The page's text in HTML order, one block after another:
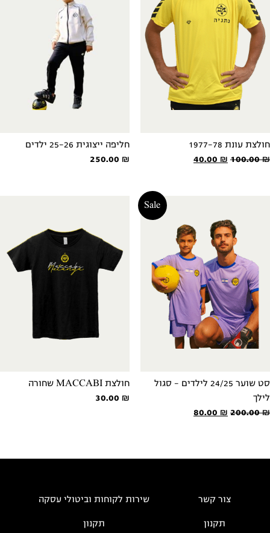
חולצת עונת 1977-78
100.00₪
המחיר
40.00 ₪
המחיר
חליפה ייצוגית 25-26 ילדים
250.00 ₪
Sale
סט שוער 24/25 לילדים - סגול
לילך
200.00₪
המחיר
80.00 ₪
המחיר
חולצת MACCABI שחורה
30.00 ₪
צור קשר שירות לקוחות וביטולי עסקה
תקנון תקנון